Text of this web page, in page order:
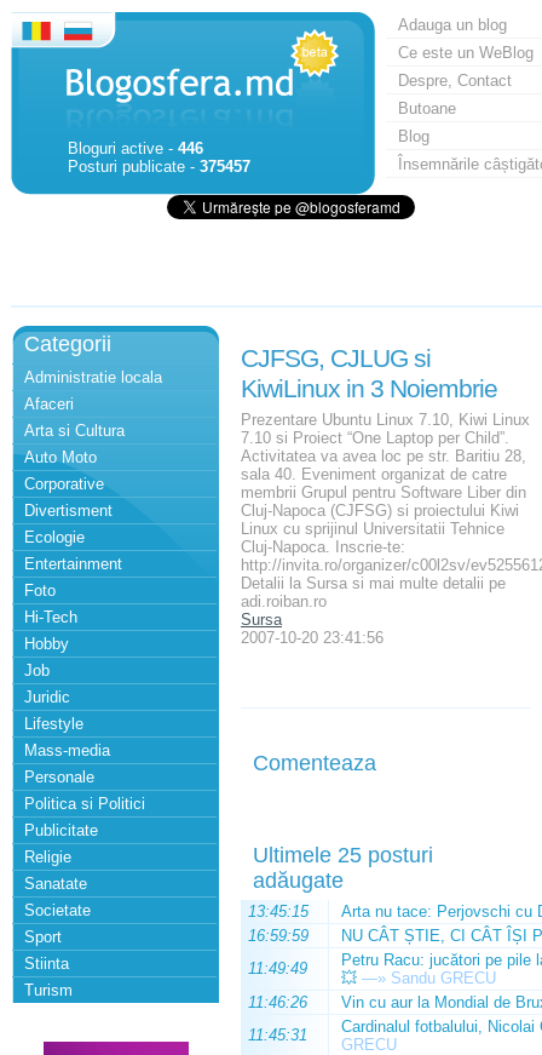
Bloguri active - 446
Posturi publicate - 375457
Adauga un blog
Ce este un WeBlog
Despre, Contact
Butoane
Blog
Însemnările
Categorii
Administratie locala
Afaceri
Arta si Cultura
Auto Moto
Corporative
Divertisment
Ecologie
Entertainment
Foto
Hi-Tech
Hobby
Job
Juridic
Lifestyle
Mass-media
Personale
Politica si Politici
Publicitate
Religie
Sanatate
Societate
Sport
Stiinta
Turism
CJFSG, CJLUG si
KiwiLinux in 3 Noiembrie
Prezentare Ubuntu Linux 7.10, Kiwi Linux
7.10 si Proiect “One Laptop per Child”.
Activitatea va avea loc pe str. Baritiu 28,
sala 40. Eveniment organizat de catre
membrii Grupul pentru Software Liber din
Cluj-Napoca (CJFSG) si proiectului Kiwi
Linux cu sprijinul Universitatii Tehnice
Cluj-Napoca. Inscrie-te:
http://invita.ro/organizer/c00l2sv/
Detalii la Sursa si mai multe detalii pe
adi.roiban.ro
Sursa
2007-10-20 23:41:56
Comenteaza
Ultimele 25 posturi
adăugate
13:45:15
Arta nu tace: Perjovschi cu
16:59:59
NU CÂT ȘTIE, CI CÂT ÎȘI
11:49:49
Petru Racu: jucători pe pile
💥 —» Sandu GRECU
11:46:26
Vin cu aur la Mondial de
11:45:31
Cardinalul fotbalului,
GRECU